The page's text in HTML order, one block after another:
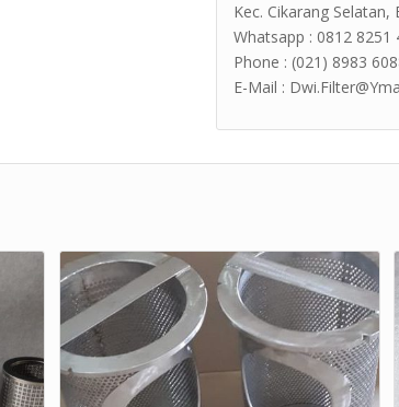
Kec. Cikarang
Whatsapp : 0812 8251
Phone : (021) 8983
E-Mail :